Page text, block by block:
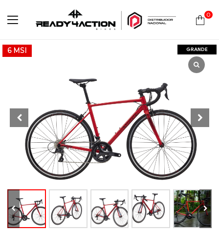
Ready4Action
0
6 MSI GRANDE